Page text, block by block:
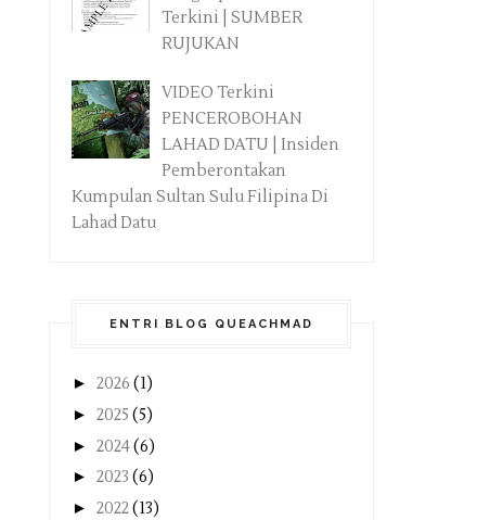
Terkini | SUMBER
RUJUKAN
VIDEO Terkini
PENCEROBOHAN
LAHAD DATU | Insiden
Pemberontakan
Kumpulan Sultan Sulu Filipina Di
Lahad Datu
ENTRI BLOG QUEACHMAD
► 2026 (1)
► 2025 (5)
► 2024(6)
► 2023 (6)
► 2022(13)